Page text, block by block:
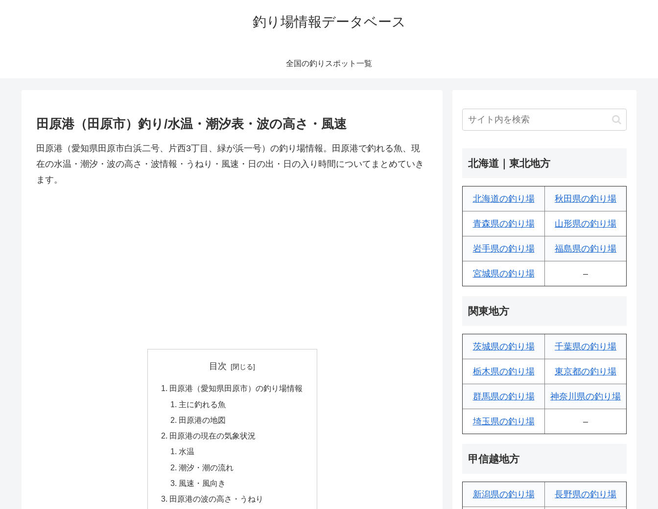
釣り場情報データベース
全国の釣りスポット一覧
田原港（田原市）釣り/水温・潮汐表・波の高さ・風速
田原港（愛知県田原市白浜二号、片西3丁目、緑が浜一号）の釣り場情報。田原港で釣れる魚、現
在の水温・潮汐・波の高さ・波情報・うねり・風速・日の出・日の入り時間についてまとめていき
ます。
目次
田原港（愛知県田原市）の釣り場情報
主に釣れる魚
田原港の地図
田原港の現在の気象状況
水温
潮汐・潮の流れ
風速・風向き
田原港の波の高さ・うねり
北海道｜東北地方
北海道の釣り場 秋田県の釣り場
青森県の釣り場 山形県の釣り場
岩手県の釣り場 福島県の釣り場
宮城県の釣り場 –
関東地方
茨城県の釣り場 千葉県の釣り場
栃木県の釣り場 東京都の釣り場
群馬県の釣り場 神奈川県の釣り場
埼玉県の釣り場 –
甲信越地方
新潟県の釣り場 長野県の釣り場